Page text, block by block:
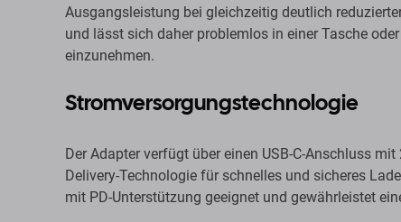
Ausgangsleistung bei gleichzeitig deutlich
und lässt sich daher problemlos in einer Tasche
einzunehmen.
Stromversorgungstechnologie
Der Adapter verfügt über einen USB-C-Anschluss
Delivery-Technologie für schnelles und sicheres
mit PD-Unterstützung geeignet und gewährleistet